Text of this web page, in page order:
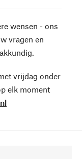
wensen - ons
vragen en
vrijdag onder
elk moment